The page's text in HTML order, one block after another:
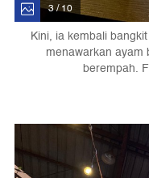
3 / 10
Kini, ia kembali
menawarkan
berempah.